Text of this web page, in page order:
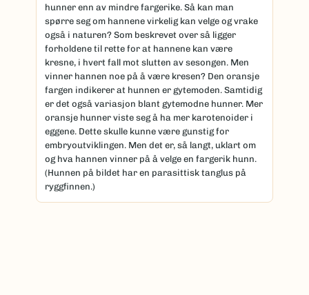
hunner enn av mindre fargerike. Så kan man
spørre seg om hannene virkelig kan velge og vrake
også i naturen? Som beskrevet over så ligger
forholdene til rette for at hannene kan være
kresne, i hvert fall mot slutten av sesongen. Men
vinner hannen noe på å være kresen? Den oransje
fargen indikerer at hunnen er gytemoden. Samtidig
er det også variasjon blant gytemodne hunner. Mer
oransje hunner viste seg å ha mer karotenoider i
eggene. Dette skulle kunne være gunstig for
embryoutviklingen. Men det er, så langt, uklart om
og hva hannen vinner på å velge en fargerik hunn.
(Hunnen på bildet har en parasittisk tanglus på
ryggfinnen.)